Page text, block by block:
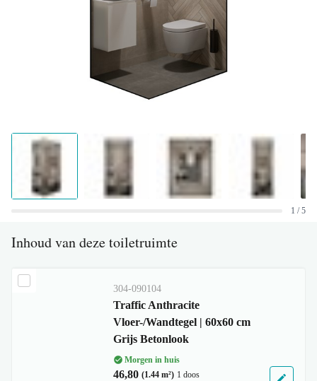
1 / 5
Inhoud van deze toiletruimte
304-090104
Traffic Anthracite
Vloer-/Wandtegel | 60x60 cm
Grijs Betonlook
Morgen in huis
46,80 (1.44 m²) 1 doos